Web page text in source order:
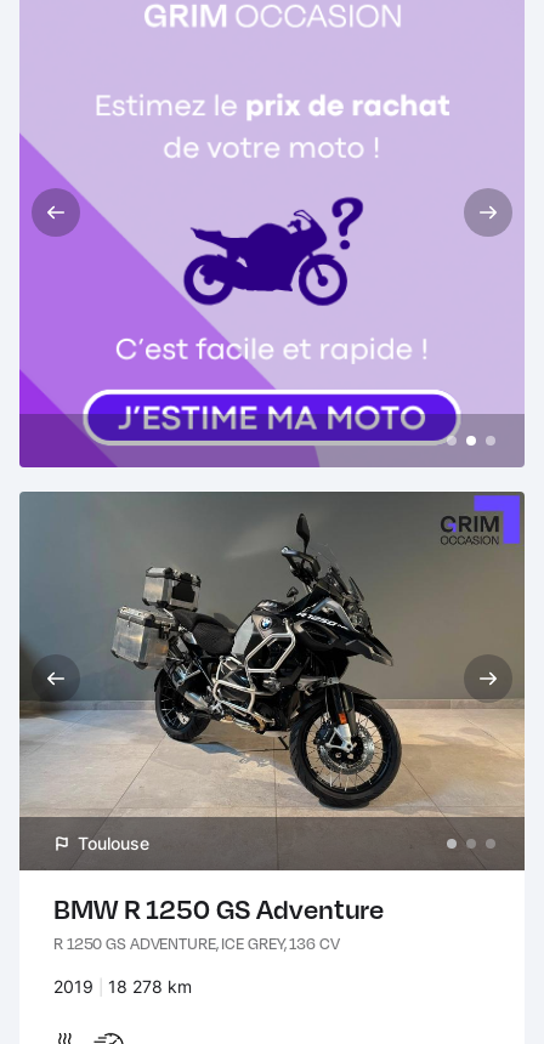
Toulouse
BMW R 1250 GS Adventure
R 1250 GS ADVENTURE, ICE GREY, 136 CV
Années :
2019 Kilomètres :
18 278 km